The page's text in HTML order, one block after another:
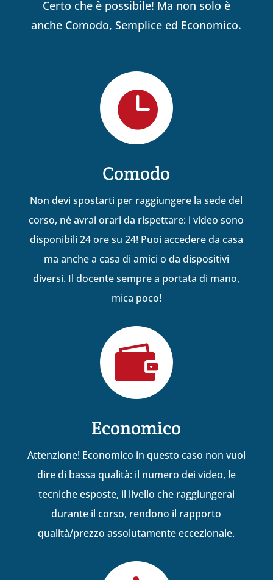
Certo che è possibile! Ma non solo è
anche Comodo, Semplice ed Economico.

Comodo
Non devi spostarti per raggiungere la sede del
corso, né avrai orari da rispettare: i video sono
disponibili 24 ore su 24! Puoi accedere da casa
ma anche a casa di amici o da dispositivi
diversi. Il docente sempre a portata di mano,
mica poco!

Economico
Attenzione! Economico in questo caso non vuol
dire di bassa qualità: il numero dei video, le
tecniche esposte, il livello che raggiungerai
durante il corso, rendono il rapporto
qualità/prezzo assolutamente eccezionale.